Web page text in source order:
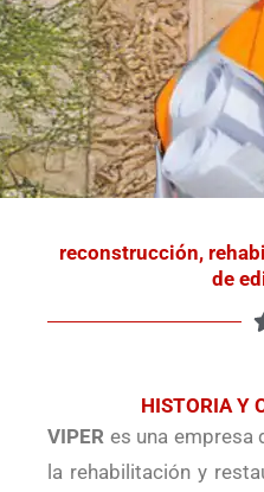
reconstrucción,
de
HISTORIA Y
VIPER es una empresa
la rehabilitación y